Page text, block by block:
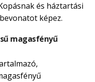
és háztartási
képez.
magasfényű